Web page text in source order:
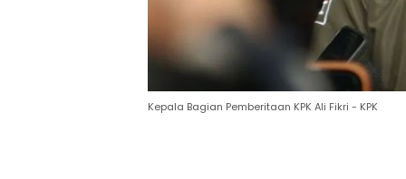
Kepala Bagian Pemberitaan KPK Ali Fikri - KPK